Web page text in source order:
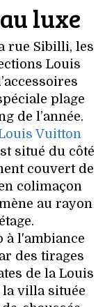
luxe
rue Sibilli, les
Louis
plage
de l’année.
Vuitton
situé du côté
couvert de
colimaçon
au rayon
à l'ambiance
des tirages
de la Louis
la villa située